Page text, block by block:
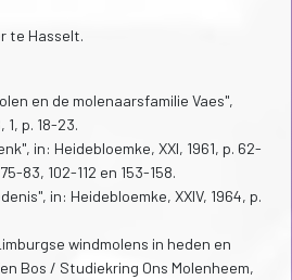
te Hasselt.
en de molenaarsfamilie Vaes",
1, p. 18-23.
in: Heidebloemke, XXI, 1961, p. 62-
83, 102-112 en 153-158.
in: Heidebloemke, XXIV, 1964, p.
windmolens in heden en
Bos / Studiekring Ons Molenheem,